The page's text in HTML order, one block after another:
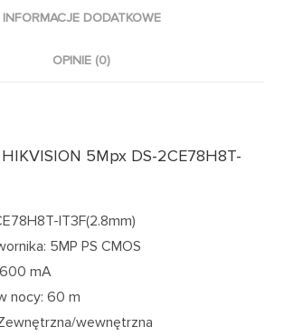
INFORMACJE DODATKOWE
OPINIE (0)
HIKVISION 5Mpx DS-2CE78H8T-
IT3F(2.8mm)
5MP PS CMOS
mA
nocy: 60 m
wewnętrzna